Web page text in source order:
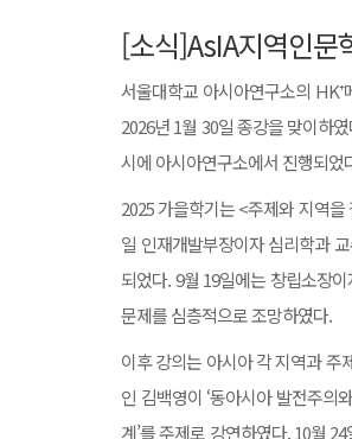
[소식]AsIA지역인
서울대학교 아시아연구소의
2026년 1월 30일 종강을 맞이하
시에 아시아연구소에서 진행되었
2025 가을학기는 <주제와 지역
일 인재개발부장이자 심리학과
되었다. 9월 19일에는 창립소장
문제를 심층적으로 조망하였다.
이후 강의는 아시아 각 지역과 주
인 김백영이 ‘동아시아 발전주의
계’를 주제로 강연하였다. 10월